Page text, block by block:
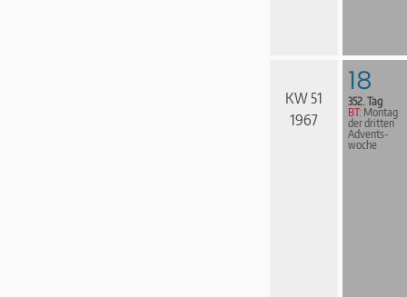
KW 51
1967
18
352. Tag
BT: Montag
der dritten
Advents­
woche